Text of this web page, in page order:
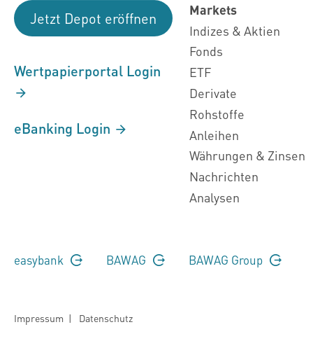
Jetzt Depot eröffnen
Wertpapierportal Login
eBanking Login
Markets
Indizes & Aktien
Fonds
ETF
Derivate
Rohstoffe
Anleihen
Währungen & Zinsen
Nachrichten
Analysen
easybank BAWAG BAWAG Group
Impressum | Datenschutz